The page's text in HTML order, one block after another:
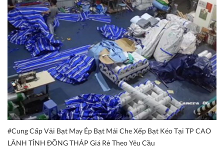
#Cung Cấp Vải Bạt May Ép Bạt Mái Che Xếp Bạt Kéo Tại TP CAO
LÃNH TỈNH ĐỒNG THÁP Giá Rẻ Theo Yêu Cầu